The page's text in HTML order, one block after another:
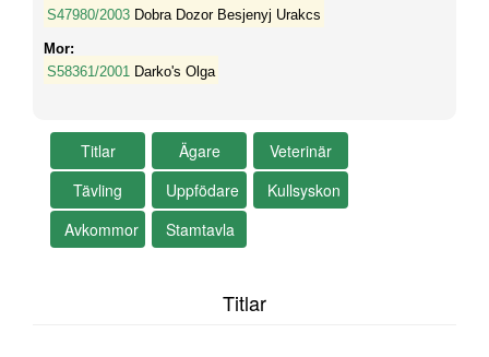
S47980/2003 Dobra Dozor Besjenyj Urakcs
Mor:
S58361/2001 Darko's Olga
Titlar